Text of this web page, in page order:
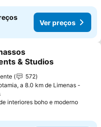
Ver preços
aos favoritos
& Studios
572
a 8.0 km de Limenas -
interiores boho e moderno